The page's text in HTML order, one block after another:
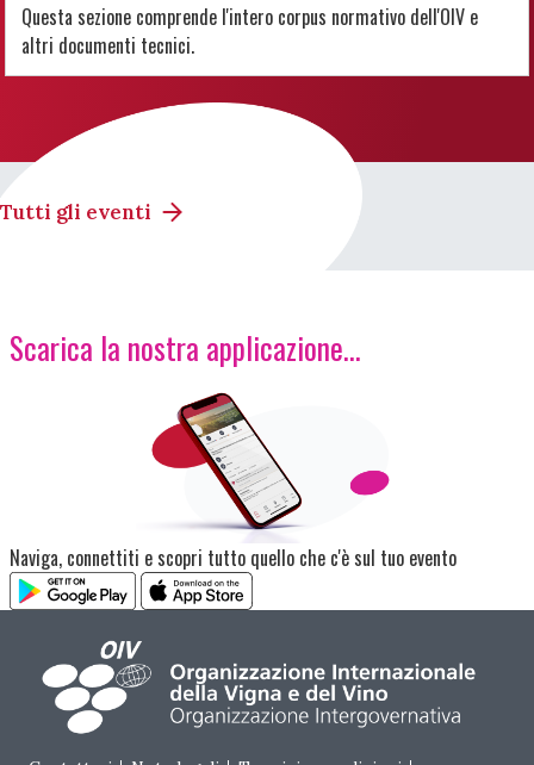
Questa sezione comprende l'intero corpus normativo dell'OIV e
altri documenti tecnici.
Tutti gli eventi
Scarica la nostra applicazione...
Immagine
Naviga, connettiti e scopri tutto quello che c'è sul tuo evento